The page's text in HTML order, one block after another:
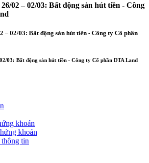
02 – 02/03: Bất động sản hút tiền - Công
– 02/03: Bất động sản hút tiền - Công ty Cổ phần
03: Bất động sản hút tiền - Công ty Cổ phần DTA Land
khoán
khoán
tin